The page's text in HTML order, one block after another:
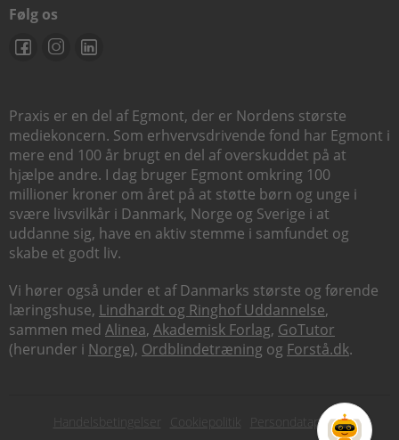
Følg os
Praxis er en del af Egmont, der er Nordens største
mediekoncern. Som erhvervsdrivende fond har Egmont i
mere end 100 år brugt en del af overskuddet på at
hjælpe andre. I dag bruger Egmont omkring 100
millioner kroner om året på at støtte børn og unge i
svære livsvilkår i Danmark, Norge og Sverige i at
uddanne sig, have en aktiv stemme i samfundet og
skabe et godt liv.
Vi hører også under et af Danmarks største og førende
læringshuse, Lindhardt og Ringhof Uddannelse,
sammen med Alinea, Akademisk Forlag, GoTutor
(herunder i Norge), Ordblindetræning og Forstå.dk.
Subfooter
Handelsbetingelser Cookiepolitik Persondatapolitik